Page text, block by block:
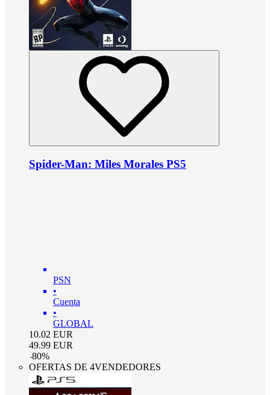
Spider-Man: Miles Morales PS5
PSN
•
Cuenta
•
GLOBAL
10.02 EUR
49.99 EUR
-80%
OFERTAS DE 4VENDEDORES